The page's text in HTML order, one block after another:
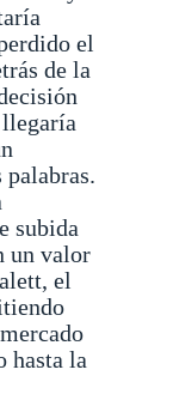
el
de la
palabras.
subida
un valor
el
hasta la